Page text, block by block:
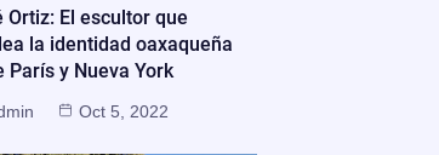
Ortiz: El escultor que
la identidad oaxaqueña
París y Nueva York
Oct 5, 2022